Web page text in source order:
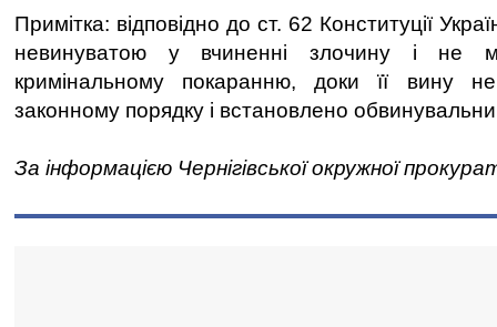
Примітка: відповідно до ст. 62 Конституції
невинуватою у вчиненні злочину і не
кримінальному покаранню, доки її вину
законному порядку і встановлено
За інформацією Чернігівської окружної